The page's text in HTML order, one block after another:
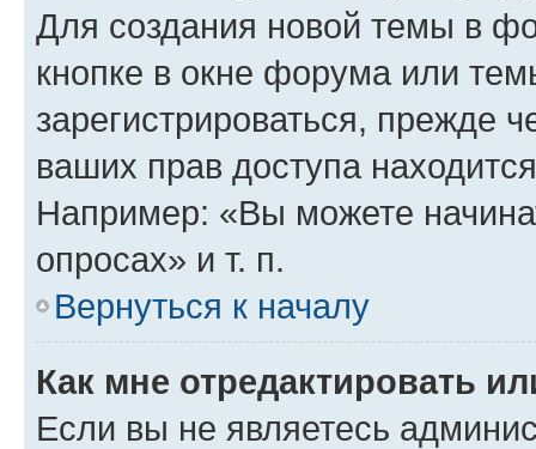
Для создания новой темы в
кнопке в окне форума или
зарегистрироваться, прежде
ваших прав доступа
Например: «Вы можете
опросах» и т. п.
Вернуться к началу
Как мне отредактировать
Если вы не являетесь